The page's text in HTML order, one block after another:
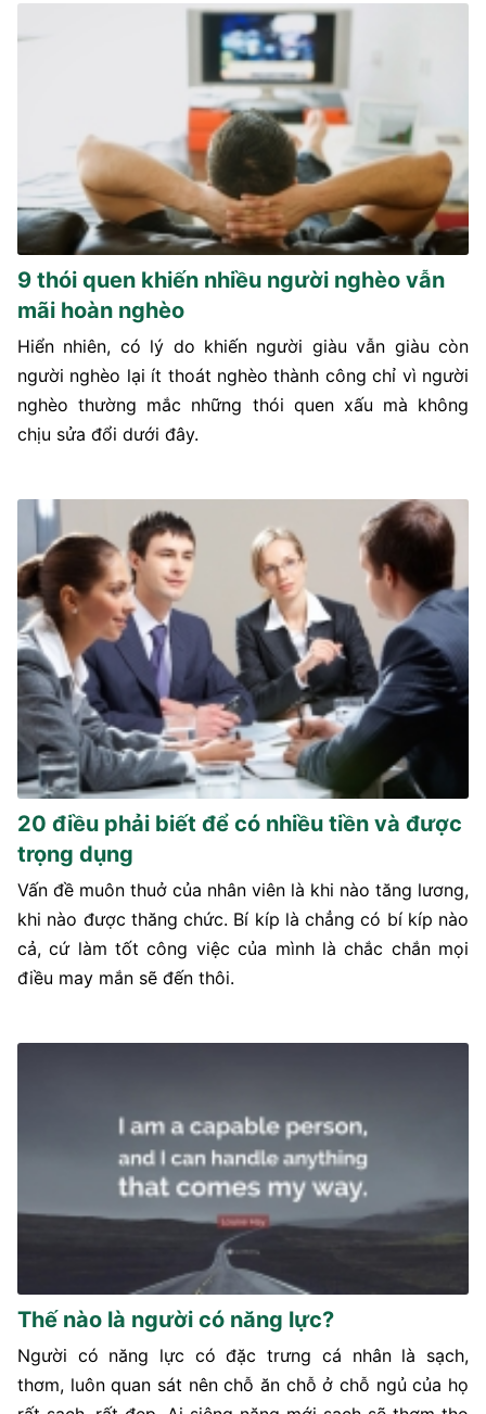
9 thói quen khiến nhiều người nghèo vẫn
mãi hoàn nghèo
Hiển nhiên, có lý do khiến người giàu vẫn giàu còn
người nghèo lại ít thoát nghèo thành công chỉ vì người
nghèo thường mắc những thói quen xấu mà không
chịu sửa đổi dưới đây.
20 điều phải biết để có nhiều tiền và được
trọng dụng
Vấn đề muôn thuở của nhân viên là khi nào tăng lương,
khi nào được thăng chức. Bí kíp là chẳng có bí kíp nào
cả, cứ làm tốt công việc của mình là chắc chắn mọi
điều may mắn sẽ đến thôi.
Thế nào là người có năng lực?
Người có năng lực có đặc trưng cá nhân là sạch,
thơm, luôn quan sát nên chỗ ăn chỗ ở chỗ ngủ của họ